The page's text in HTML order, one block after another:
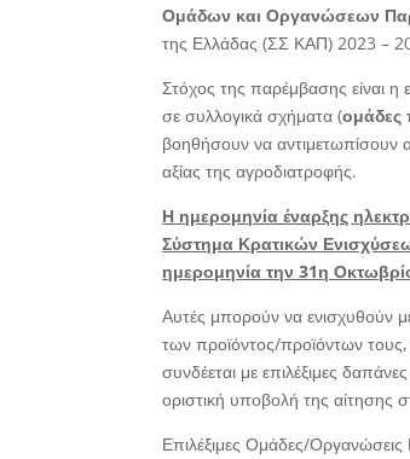
Ομάδων και Οργανώσεων
της Ελλάδας (ΣΣ ΚΑΠ) 2023 –
Στόχος της παρέμβασης είναι
σε συλλογικά σχήματα (
βοηθήσουν να αντιμετωπίσουν
αξίας της αγροδιατροφής.
Η ημερομηνία έναρξης
Σύστημα Κρατικών
ημερομηνία την 31η
Αυτές μπορούν να ενισχυθούν
των προϊόντος/προϊόντων τους,
συνδέεται με επιλέξιμες
οριστική υποβολή της αίτησης
Επιλέξιμες Ομάδες/Οργανώσεις